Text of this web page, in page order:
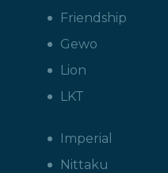
Friendship
Gewo
Lion
LKT
Imperial
Nittaku